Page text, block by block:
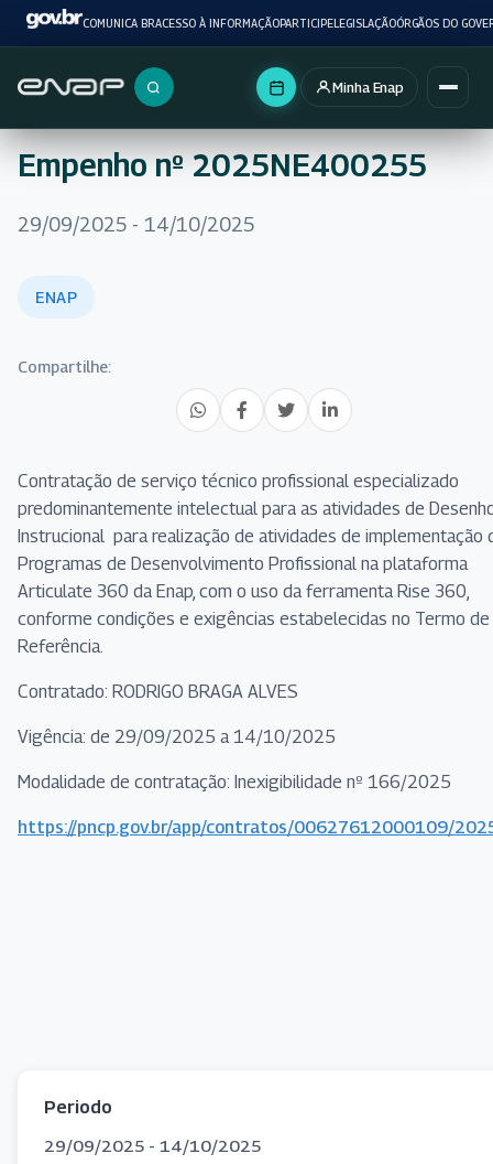
COMUNICA BRACESSO À INFORMAÇÃOPARTICIPELEGISLAÇÃOÓRGÃOS DO
Buscar no portal
Minha Enap
Empenho nº 2025NE400255
29/09/2025 - 14/10/2025
ENAP
Compartilhe:
Contratação de serviço técnico profissional especializado
predominantemente intelectual para as atividades de
Instrucional para realização de atividades de implementação
Programas de Desenvolvimento Profissional na plataforma
Articulate 360 da Enap, com o uso da ferramenta Rise 360,
conforme condições e exigências estabelecidas no Termo de
Referência.
Contratado: RODRIGO BRAGA ALVES
Vigência: de 29/09/2025 a 14/10/2025
Modalidade de contratação: Inexigibilidade nº 166/2025
https://pncp.gov.br/app/contratos/00627612000109/
Periodo
29/09/2025 - 14/10/2025